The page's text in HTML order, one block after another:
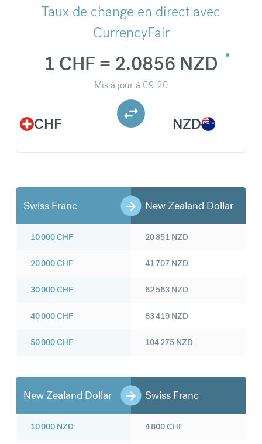
Taux de change en direct avec
CurrencyFair
CHF
1 CHF = 2.0856 NZD
Mis à jour à 09:20
NZD
Swiss Franc New Zealand Dollar
10 000CHF
20 000CHF
30 000CHF
40 000CHF
50 000CHF
20 851 NZD
41 707 NZD
62 563 NZD
83 419 NZD
104 275 NZD
New Zealand Dollar Swiss Franc
10 000 NZD 4 800CHF